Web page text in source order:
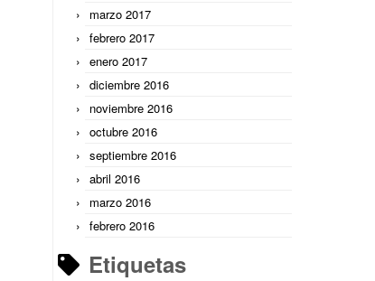
marzo 2017
febrero 2017
enero 2017
diciembre 2016
noviembre 2016
octubre 2016
septiembre 2016
abril 2016
marzo 2016
febrero 2016
Etiquetas